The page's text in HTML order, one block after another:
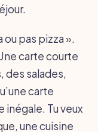
pas pizza ».
carte courte
des salades,
carte
inégale. Tu veux
une cuisine